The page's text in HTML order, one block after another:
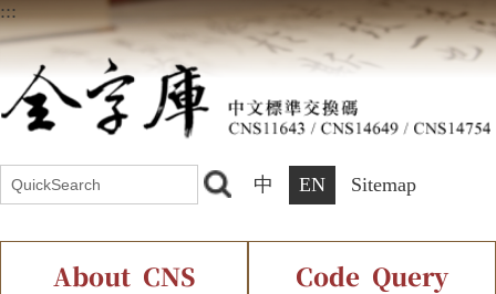
:::
中 EN Sitemap
About CNS Code Query